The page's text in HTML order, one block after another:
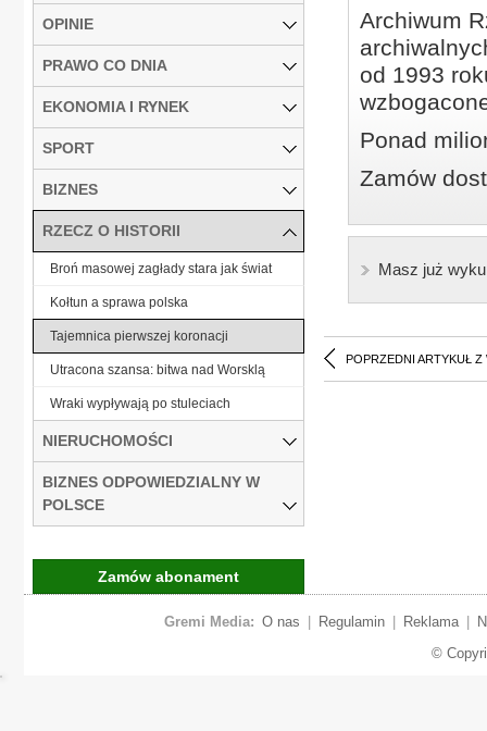
Archiwum
od 1993
Ponad
Zamów
Masz już
POPRZEDNI ARTYKUŁ Z
OPINIE
PRAWO CO DNIA
EKONOMIA I RYNEK
SPORT
BIZNES
RZECZ O HISTORII
Broń masowej zagłady stara jak świat
Kołtun a sprawa polska
Tajemnica pierwszej koronacji
Utracona szansa: bitwa nad Worsklą
Wraki wypływają po stuleciach
NIERUCHOMOŚCI
BIZNES ODPOWIEDZIALNY W
POLSCE
Zamów abonament
Gremi Media: O nas Regulamin Reklama
©